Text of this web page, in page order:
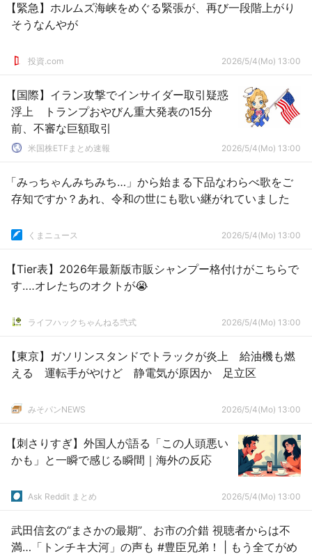
【緊急】ホルムズ海峡をめぐる緊張が、再び一段階上がり
そうなんやが
投資.com 2026/5/4(Mo) 13:00
【国際】イラン攻撃でインサイダー取引疑惑
浮上 トランプおやびん重大発表の15分
前、不審な巨額取引
米国株ETFまとめ速報 2026/5/4(Mo) 13:00
「みっちゃんみちみち…」から始まる下品なわらべ歌をご
存知ですか？あれ、令和の世にも歌い継がれていました
くまニュース 2026/5/4(Mo) 13:00
【Tier表】2026年最新版市販シャンプー格付けがこちらで
す‥‥オレたちのオクトが😭
ライフハックちゃんねる弐式 2026/5/4(Mo) 13:00
【東京】ガソリンスタンドでトラックが炎上 給油機も燃
える 運転手がやけど 静電気が原因か 足立区
みそパンNEWS 2026/5/4(Mo) 13:00
【刺さりすぎ】外国人が語る「この人頭悪い
かも」と一瞬で感じる瞬間｜海外の反応
Ask Reddit まとめ 2026/5/4(Mo) 13:00
武田信玄の“まさかの最期”、お市の介錯 視聴者からは不
満…「トンチキ大河」の声も #豊臣兄弟！ | もう全てがめ